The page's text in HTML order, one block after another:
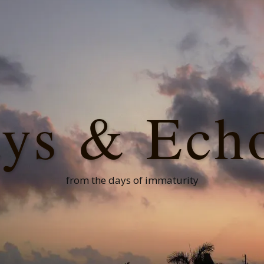
&
from the days of immaturity